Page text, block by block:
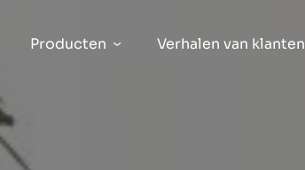
Producten
Verhalen van klanten